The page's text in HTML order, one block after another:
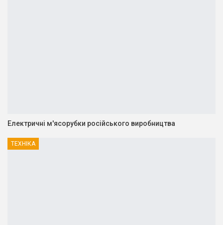
Електричні м'ясорубки російського виробництва
ТЕХНІКА